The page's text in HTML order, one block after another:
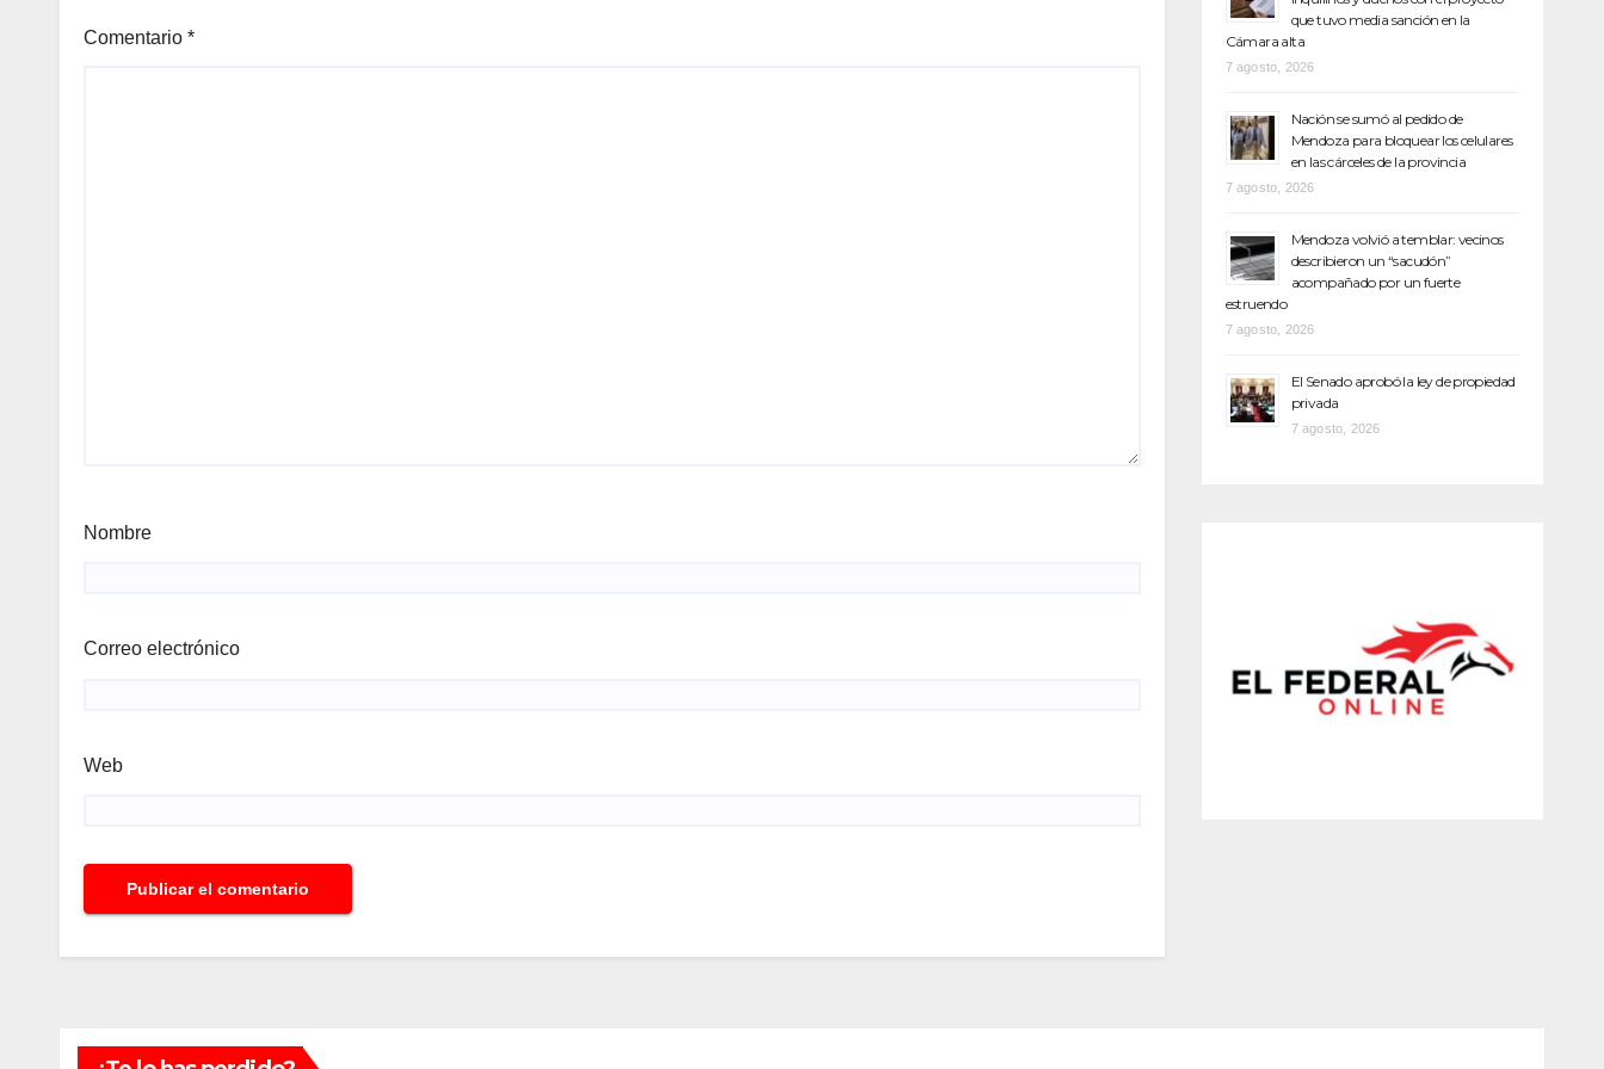
Comentario *
Nombre
Correo electrónico
Web
que tuvo media sanción en la
Cámara alta
7 agosto, 2026
Nación se sumó al pedido de
Mendoza para bloquear los celulares
en las cárceles de la provincia
7 agosto, 2026
Mendoza volvió a temblar: vecinos
describieron un “sacudón”
acompañado por un fuerte
estruendo
7 agosto, 2026
El Senado aprobó la ley de propiedad
privada
7 agosto, 2026